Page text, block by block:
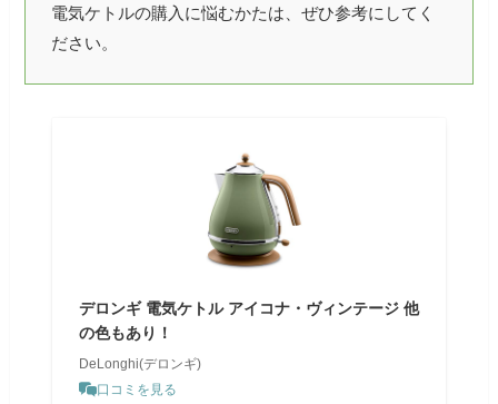
電気ケトルの購入に悩むかたは、ぜひ参考にしてく
ださい。
デロンギ 電気ケトル アイコナ・ヴィンテージ 他
の色もあり！
DeLonghi(デロンギ)
口コミを見る